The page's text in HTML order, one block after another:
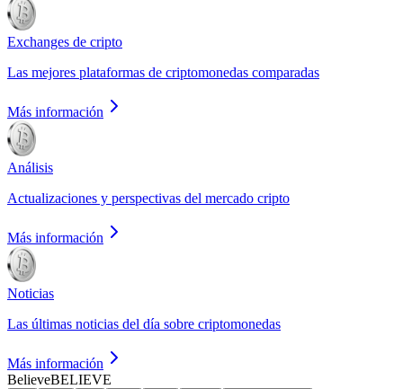
Exchanges de cripto
Las mejores plataformas de criptomonedas comparadas
Más información
Análisis
Actualizaciones y perspectivas del mercado cripto
Más información
Noticias
Las últimas noticias del día sobre criptomonedas
Más información
BelieveBELIEVE